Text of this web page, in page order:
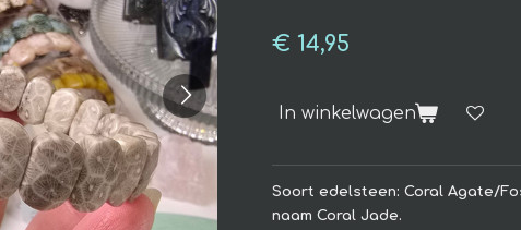
€ 14,95
In winkelwagen
Soort edelsteen: Coral Agate/
naam Coral Jade.